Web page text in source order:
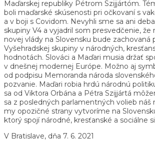
Maďarskej republiky Pétrom Szijjártóm.
boli maďarské skúsenosti pri očkovaní s
a v boji s Covidom. Nevyhli sme sa ani
skupiny V4 a vyjadril som presvedčenie, že
novej vlády na Slovensku bude zachovaná
Vyšehradskej skupiny v národných,
hodnotách. Slováci a Maďari musia držať
v dnešnej modernej Európe. Možno aj
od podpisu Memoranda národa
pozvanie. Maďari robia hrdú národnú
sa od Viktora Orbána a Pétra Szijjártá
sa z posledných parlamentných volieb náš
my opozičné strany vytvoríme na
ktorý spojí národné, kresťanské a sociálne
V Bratislave, dňa 7. 6. 2021